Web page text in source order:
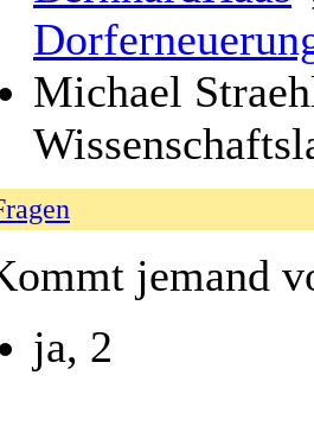
Michael
jemand
ja, 2